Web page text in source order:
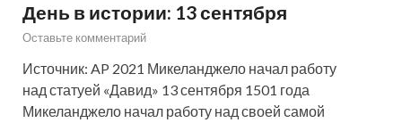
День в истории: 13 сентября
Оставьте комментарий
Источник: AP 2021 Микеланджело начал работу
над статуей «Давид» 13 сентября 1501 года
Микеланджело начал работу над своей самой